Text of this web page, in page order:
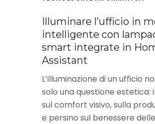
Illuminare l’ufficio in
intelligente con
smart integrate in
Assistant
L’illuminazione di un ufficio
solo una questione estetica:
sul comfort visivo, sulla
e persino sul benessere delle